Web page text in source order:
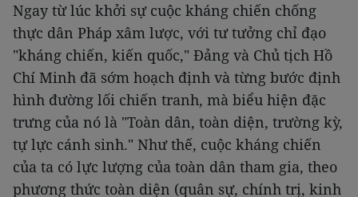
Ngay từ lúc khởi sự cuộc kháng chiến chống
thực dân Pháp xâm lược, với tư tưởng chỉ đạo
"kháng chiến, kiến quốc," Đảng và Chủ tịch Hồ
Chí Minh đã sớm hoạch định và từng bước định
hình đường lối chiến tranh, mà biểu hiện đặc
trưng của nó là "Toàn dân, toàn diện, trường kỳ,
tự lực cánh sinh." Như thế, cuộc kháng chiến
của ta có lực lượng của toàn dân tham gia, theo
phương thức toàn diện (quân sự, chính trị, kinh